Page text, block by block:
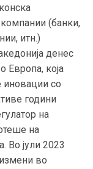
компании (банки,
итн.)
денес
Европа, која
со
години
на
на
Во јули 2023
во